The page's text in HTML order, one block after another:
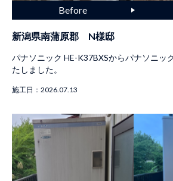
新潟県南蒲原郡 N様邸
パナソニック HE-K37BXSからパナソニッ
たしました。
施工日： 2026.07.13